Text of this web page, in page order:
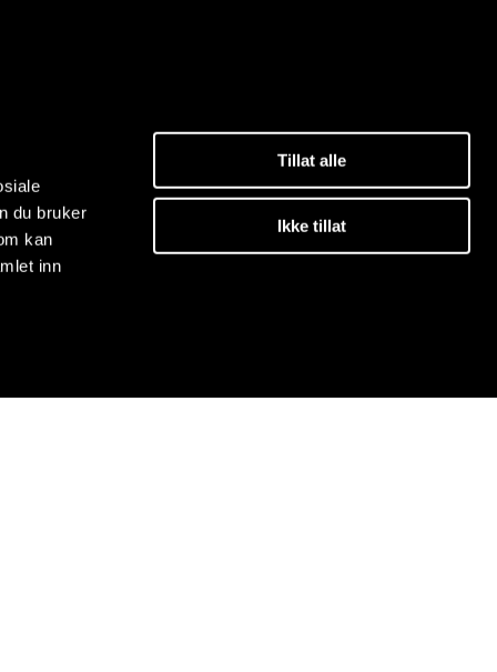
du bruker
kan
inn
Tillat alle
Ikke tillat